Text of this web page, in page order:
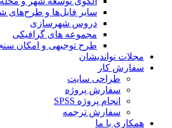
سایر فایل‌ها و طرح‌های شهری
دروس شهرسازی
مجموعه های گرافیکی
طرح توجیهی و امکان سنجی
مجلات نواندیشان
سفارش کار
طراحی سایت
سفارش پروژه
انجام پروژه SPSS
سفارش ترجمه
همکاری با ما